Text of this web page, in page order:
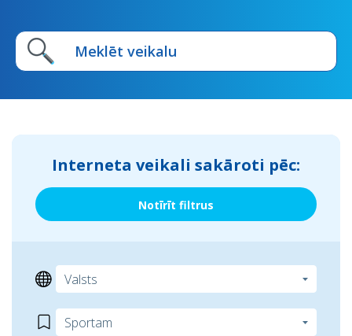
Interneta veikali sakāroti pēc:
Notīrīt filtrus